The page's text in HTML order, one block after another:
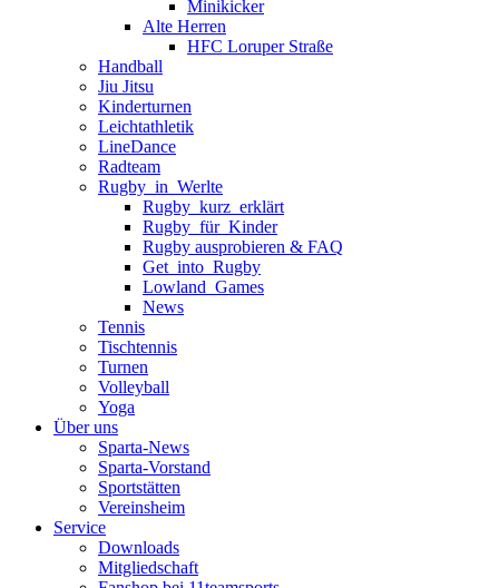
Minikicker
Alte Herren
HFC Loruper Straße
Handball
Jiu Jitsu
Kinderturnen
Leichtathletik
LineDance
Radteam
Rugby_in_Werlte
Rugby_kurz_erklärt
Rugby_für_Kinder
Rugby ausprobieren & FAQ
Get_into_Rugby
Lowland_Games
News
Tennis
Tischtennis
Turnen
Volleyball
Yoga
Über uns
Sparta-News
Sparta-Vorstand
Sportstätten
Vereinsheim
Service
Downloads
Mitgliedschaft